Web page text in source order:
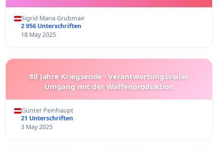
Sigrid Maria Grubmair
2 956 Unterschriften
18 May 2025
80 Jahre Kriegsende - Verantwortungsvoller
Umgang mit der Waffenproduktion
Günter Peinhaupt
21 Unterschriften
3 May 2025